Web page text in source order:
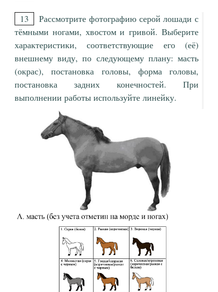
13
Рассмотрите фотографию серой лошади с
тёмными ногами, хвостом и гривой. Выберите
характеристики, соответствующие его (её)
внешнему виду, по следующему плану: масть
(окрас), постановка головы, форма головы,
постановка задних конечностей. При
выполнении работы используйте линейку.